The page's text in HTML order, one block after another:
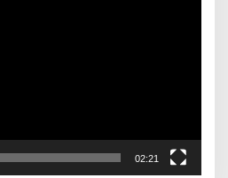
02:21